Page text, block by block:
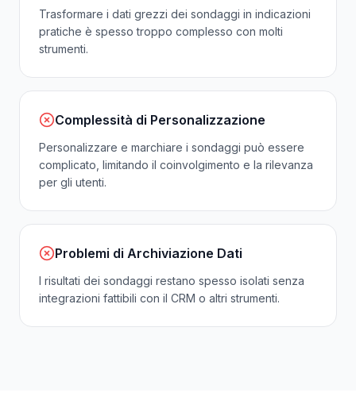
Trasformare i dati grezzi dei sondaggi in indicazioni
pratiche è spesso troppo complesso con molti
strumenti.
Complessità di Personalizzazione
Personalizzare e marchiare i sondaggi può essere
complicato, limitando il coinvolgimento e la rilevanza
per gli utenti.
Problemi di Archiviazione Dati
I risultati dei sondaggi restano spesso isolati senza
integrazioni fattibili con il CRM o altri strumenti.